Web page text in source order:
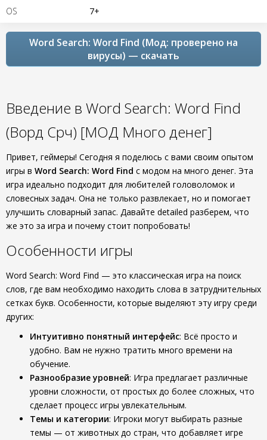
OS 7+
Word Search: Word Find (Мод: проверено на
вирусы) — скачать
Введение в Word Search: Word Find
(Ворд Срч) [МОД Много денег]
Привет, геймеры! Сегодня я поделюсь с вами своим опытом
игры в Word Search: Word Find с модом на много денег. Эта
игра идеально подходит для любителей головоломок и
словесных задач. Она не только развлекает, но и помогает
улучшить словарный запас. Давайте detailed разберем, что
же это за игра и почему стоит попробовать!
Особенности игры
Word Search: Word Find — это классическая игра на поиск
слов, где вам необходимо находить слова в затруднительных
сетках букв. Особенности, которые выделяют эту игру среди
других:
Интуитивно понятный интерфейс: Всё просто и
удобно. Вам не нужно тратить много времени на
обучение.
Разнообразие уровней: Игра предлагает различные
уровни сложности, от простых до более сложных, что
сделает процесс игры увлекательным.
Темы и категории: Игроки могут выбирать разные
темы — от животных до стран, что добавляет игре